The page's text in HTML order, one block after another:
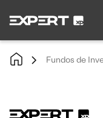
Fundos de